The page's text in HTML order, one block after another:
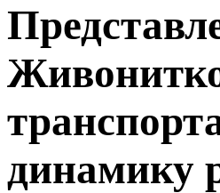
динамику